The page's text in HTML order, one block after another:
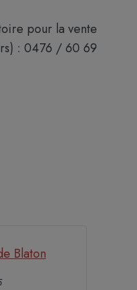
pour la vente
: 0476 / 60 69
Blaton